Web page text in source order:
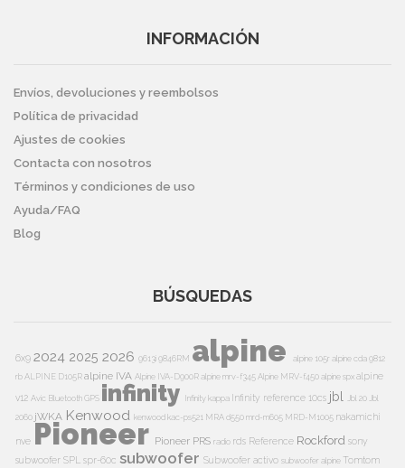
INFORMACIÓN
Envíos, devoluciones y reembolsos
Política de privacidad
Ajustes de cookies
Contacta con nosotros
Términos y condiciones de uso
Ayuda/FAQ
Blog
BÚSQUEDAS
6x9 2024 2025 2026 9613i9846RM alpine alpine 105r alpine cda 9812
rbALPINE D105Ralpine IVA Alpine IVA-D900Ralpine mrv-f345Alpine MRV-f450alpine spxalpine
v12 Avic BluetoothGPS infinity Infinity kappa Infinity reference 10cs jbl Jbl 20 Jbl
2060 jWKA Kenwood kenwood kac-ps521 MRA d550mrd-m605 MRD-M1005 nakamichi
nve Pioneer Pioneer PRS radio rds Reference Rockford sony
subwoofer SPL spr-60c subwoofer Subwoofer activo subwoofer alpine Tomtom